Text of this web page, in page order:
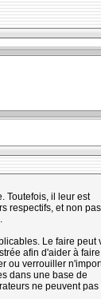
Toutefois, il leur est
respectifs, et non
Le faire peut
afin d'aider à faire
ou verrouiller
dans une base de
ne peuvent pas